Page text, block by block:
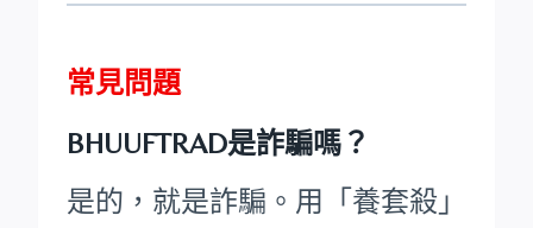
常見問題
BHUUFTRAD是詐騙嗎？
是的，就是詐騙。用「養套殺」